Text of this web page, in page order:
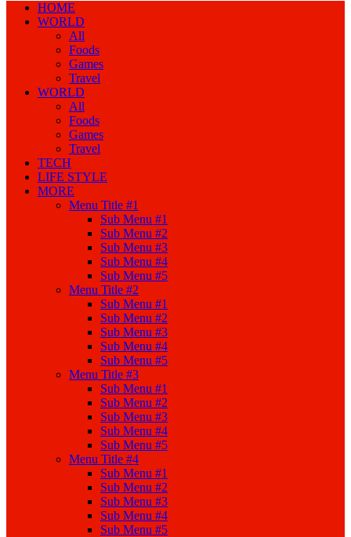
HOME
WORLD
All
Foods
Games
Travel
WORLD
All
Foods
Games
Travel
TECH
LIFE STYLE
MORE
Menu Title #1
Sub Menu #1
Sub Menu #2
Sub Menu #3
Sub Menu #4
Sub Menu #5
Menu Title #2
Sub Menu #1
Sub Menu #2
Sub Menu #3
Sub Menu #4
Sub Menu #5
Menu Title #3
Sub Menu #1
Sub Menu #2
Sub Menu #3
Sub Menu #4
Sub Menu #5
Menu Title #4
Sub Menu #1
Sub Menu #2
Sub Menu #3
Sub Menu #4
Sub Menu #5